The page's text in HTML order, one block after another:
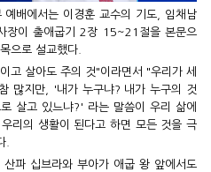
배에서는 이경훈 교수의 기도, 임채남
장이 출애굽기 2장 15~21절을 본문으
으로 설교했다.
고 살아도 주의 것"이라면서 "우리가 세
많지만, '내가 누구냐? 내가 누구의 것
살고 있느냐?' 라는 말씀이 우리 삶에
리의 생활이 된다고 하면 모든 것을 극
.
파 십브라와 부아가 애굽 왕 앞에서도